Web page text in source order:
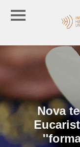
Nova